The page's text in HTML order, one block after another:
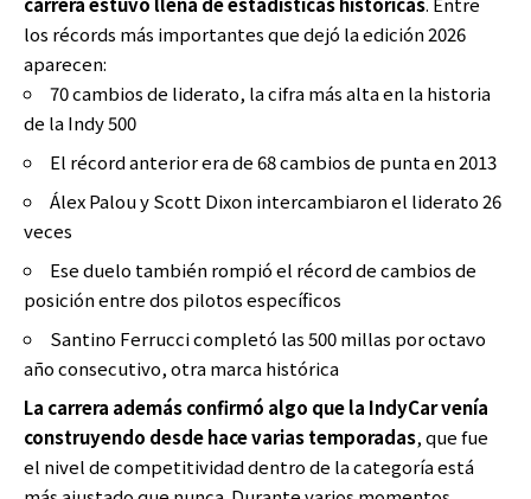
los récords más importantes que dejó la edición 2026
aparecen:
70 cambios de liderato, la cifra más alta en la historia
de la Indy 500
El récord anterior era de 68 cambios de punta en 2013
Álex Palou y Scott Dixon intercambiaron el liderato 26
veces
Ese duelo también rompió el récord de cambios de
posición entre dos pilotos específicos
Santino Ferrucci completó las 500 millas por octavo
año consecutivo, otra marca histórica
La carrera además confirmó algo que la IndyCar venía
construyendo desde hace varias temporadas, que fue
el nivel de competitividad dentro de la categoría está